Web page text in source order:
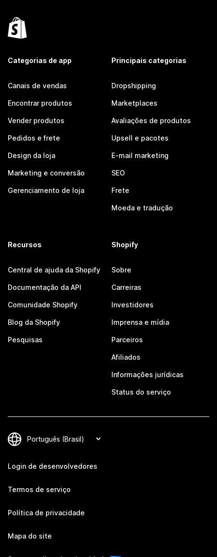
Categorias de app
Canais de vendas
Encontrar produtos
Vender produtos
Pedidos e frete
Design da loja
Marketing e conversão
Gerenciamento de loja
Principais categorias
Dropshipping
Marketplaces
Avaliações de produtos
Upsell e pacotes
E-mail marketing
SEO
Frete
Moeda e tradução
Recursos
Central de ajuda da Shopify
Documentação da API
Comunidade Shopify
Blog da Shopify
Pesquisas
Shopify
Sobre
Carreiras
Investidores
Imprensa e mídia
Parceiros
Afiliados
Informações jurídicas
Status do serviço
Login de desenvolvedores
Termos de serviço
Política de privacidade
Mapa do site